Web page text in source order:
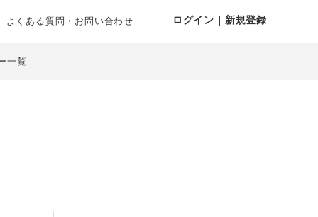
よくある質問・お問い合わせ ログイン｜新規登録
一覧